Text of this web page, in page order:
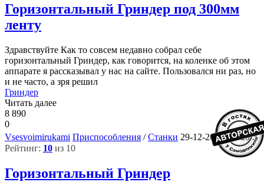
Горизонтальный Гриндер под 300мм
ленту
Здравствуйте Как то совсем недавно собрал себе
горизонтальный Гриндер, как говорится, на коленке об этом
аппарате я рассказывал у нас на сайте. Пользовался ни раз, но
и не часто, а зря решил
Гриндер
Читать далее
8 890
0
Vsesvoimirukami Приспособления /Станки 29-12-2020, 10:20 3
Рейтинг: 10 из 10
Горизонтальный Гриндер